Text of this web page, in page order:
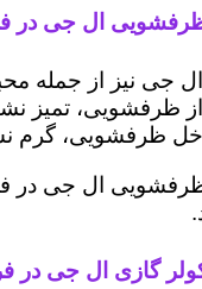
ظرفشویی ال جی در
جی نیز از جمله
ظرفشویی، تمیز
ظرفشویی، گرم
ظرفشویی ال جی در
کولر گازی ال جی در